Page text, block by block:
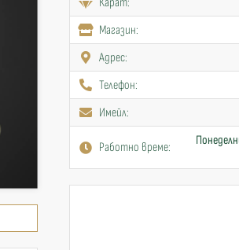
Mагазин:
Адрес:
Телефон:
Имейл:
Работно време: